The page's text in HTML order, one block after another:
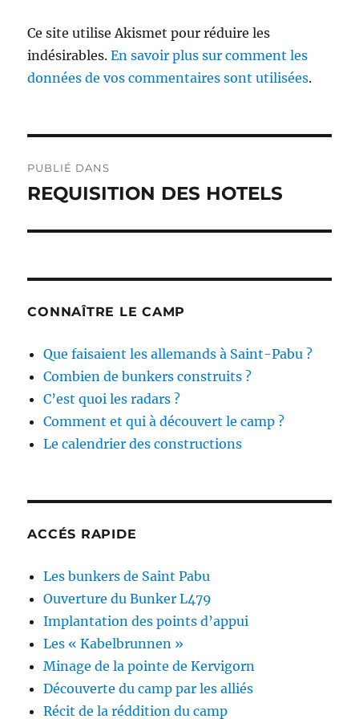
Ce site utilise Akismet pour réduire les
indésirables.En savoir plus sur comment les
données de vos commentaires sont utilisées.
de
PUBLIÉ DANS
REQUISITION DES HOTELS
CONNAÎTRE LE CAMP
Que faisaient les allemands à Saint-Pabu ?
Combien de bunkers construits ?
C’est quoi les radars ?
Comment et qui à découvert le camp ?
Le calendrier des constructions
ACCÉS RAPIDE
Les bunkers de Saint Pabu
Ouverture du Bunker L479
Implantation des points d’appui
Les « Kabelbrunnen »
Minage de la pointe de Kervigorn
Découverte du camp par les alliés
Récit de la réddition du camp